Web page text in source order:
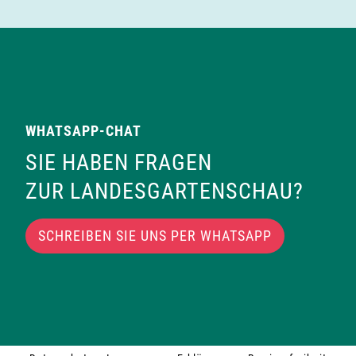
WHATSAPP-CHAT
SIE HABEN FRAGEN
ZUR LANDESGARTENSCHAU?
SCHREIBEN SIE UNS PER WHATSAPP